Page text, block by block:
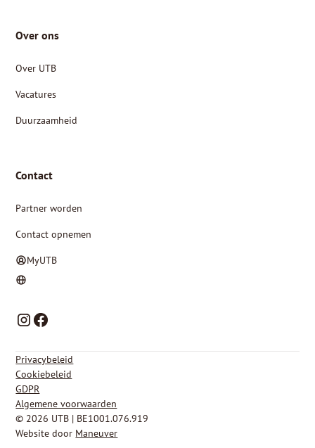
Over ons
Over UTB
Vacatures
Duurzaamheid
Contact
Partner worden
Contact opnemen
MyUTB
© 2026 UTB | BE1001.076.919
Privacybeleid
Cookiebeleid
GDPR
Algemene voorwaarden
Website door Maneuver